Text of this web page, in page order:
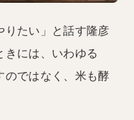
りたい」と話す隆彦
きには、いわゆる
のではなく、米も酵